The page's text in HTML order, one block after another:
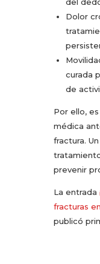
Dolor
curada
de
Por ello,
médica
fractura.
prevenir
La entrada
fracturas
publicó